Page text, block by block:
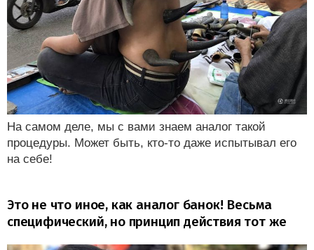
На самом деле, мы с вами знаем аналог такой
процедуры. Может быть, кто-то даже испытывал его
на себе!
Это не что иное, как аналог банок! Весьма
специфический, но принцип действия тот же